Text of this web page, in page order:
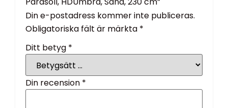
Din e-postadress kommer inte publiceras.
Obligatoriska fält är märkta *
Ditt betyg *
Din recension *